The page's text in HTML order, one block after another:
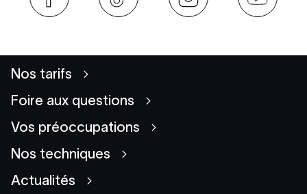
Nos tarifs
Foire aux questions
Vos préoccupations
Nos techniques
Actualités